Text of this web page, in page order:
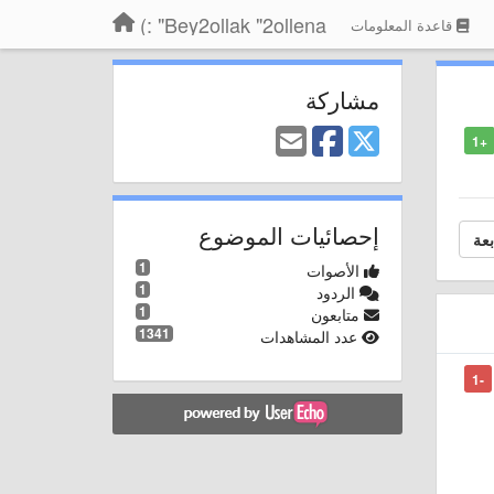
Bey2ollak "2ollena" :) قاعدة المعلومات
مشاركة
إحصائيات الموضوع
1 الأصوات
1 الردود
1 متابعون
1341 عدد المشاهدات
+1
-1